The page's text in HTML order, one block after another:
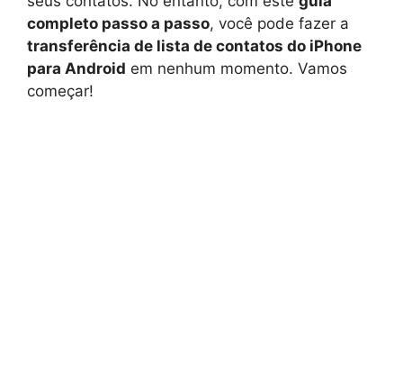
completo passo a passo, você pode fazer a
transferência de lista de contatos do iPhone
para Android em nenhum momento. Vamos
começar!